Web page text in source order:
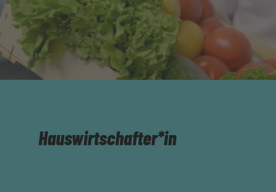
Hauswirtschafter*in